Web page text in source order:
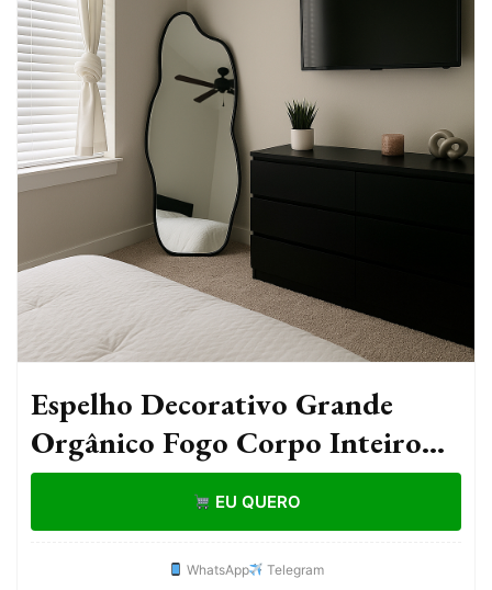
Espelho Decorativo Grande
Orgânico Fogo Corpo Inteiro
110x50cm Sala Quarto Banheiro
Hall
EU QUERO
WhatsApp Telegram